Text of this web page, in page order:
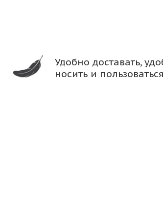
Удобно доставать,
носить и пользоваться